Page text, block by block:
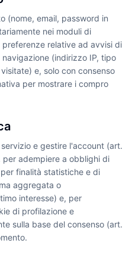
(nome, email, password in
nei moduli di
relative ad avvisi di
(indirizzo IP, tipo
e, solo con consenso
per mostrare i compro
e gestire l'account (art.
adempiere a obblighi di
finalità statistiche e di
aggregata o
interesse) e, per
di profilazione e
sulla base del consenso (art.